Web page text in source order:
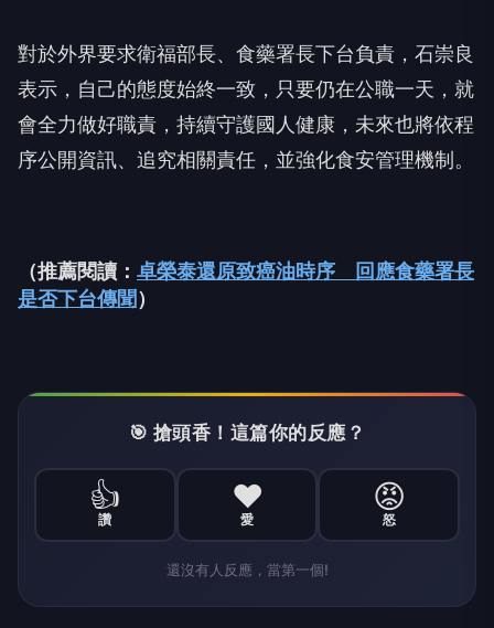
對於外界要求衛福部長、食藥署長下台負責，石崇良
表示，自己的態度始終一致，只要仍在公職一天，就
會全力做好職責，持續守護國人健康，未來也將依程
序公開資訊、追究相關責任，並強化食安管理機制。
（推薦閱讀： 卓榮泰還原致癌油時序 回應食藥署長
是否下台傳聞）
🎯 搶頭香！這篇你的反應？
👍
讚
❤️
愛
😡
怒
還沒有人反應，當第一個!